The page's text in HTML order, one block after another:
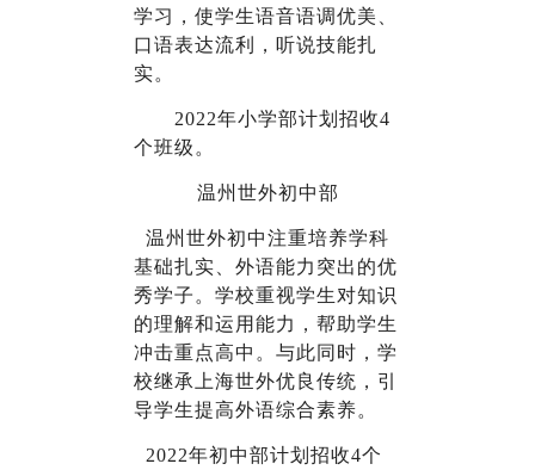
学习，使学生语音语调优美、
口语表达流利，听说技能扎
实。
2022年小学部计划招收4
个班级。
温州世外初中部
温州世外初中注重培养学科
基础扎实、外语能力突出的优
秀学子。学校重视学生对知识
的理解和运用能力，帮助学生
冲击重点高中。与此同时，学
校继承上海世外优良传统，引
导学生提高外语综合素养。
2022年初中部计划招收4个